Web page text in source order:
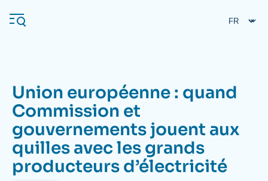
au
contenu
Navigation
principale
L'Ifri
Analyses
Union européenne : quand
Commission et
gouvernements jouent aux
quilles avec les grands
producteurs d’électricité